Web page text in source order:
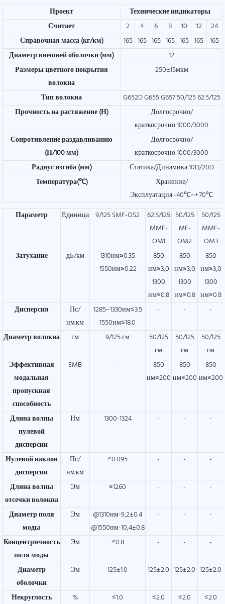
Проект
Технические индикаторы
Считает
2 4 6 8 10 12
24
Справочная масса (кг/км)
165 165 165 165 165 165 165
Диаметр внешней оболочки (мм)
12
Размеры цветного покрытия
волокна
250±15мкм
Тип волокна
G652D G655 G657 50/125 62.5/125
Прочность на растяжение (Н)
Долгосрочно/
краткосрочно:1000/3000
Сопротивление раздавливанию
(Н/100 мм)
Долгосрочно/
краткосрочно:1000/3000
Радиус изгиба (мм)
Статика/Динамика:10D/20D
Температура(℃)
Хранение/
Эксплуатация:-40℃~+70℃
Параметр
Единица 9/125 SMF-OS2
62.5/125
MMF-
OM1
50/125
MF-
OM2
50/125
MMF-
OM3
Затухание
дБ/км
1310нм≤0.35
1550нм≤0.22
850
нм≤3,0
1300
нм≤0.8
850
нм≤3,0
1300
нм≤0.8
850
нм≤3,0
1300
нм≤0.8
Дисперсия
Пс/
нм.км
1285~1330нм≤3.5
1550нм≤18.0
- - -
Диаметр волокна гм 9/125 гм
50/125
гм
50/125
гм
50/125
гм
Эффективная
модальная
пропускная
способность
EMB -
850
нм≥200
850
нм≥200
850
нм≥200
Длина волны
нулевой
дисперсии
Нм 1300-1324 - - -
Нулевой наклон
дисперсии
Пс/
нм.км
≤0.095 - - -
Длина волны
отсечки волокна
Эм ≤1260 - - -
Диаметр поля
моды
Эм
@1310нм-9,2±0.4
@1550нм-10,4±0.8
- - -
Концентричность
поля моды
Эм ≤0.8 - - -
Диаметр
оболочки
Эм 125±1.0 125±2.0 125±2.0 125±2.0
Некруглость
% ≤1.0 ≤2.0 ≤2.0 ≤2.0